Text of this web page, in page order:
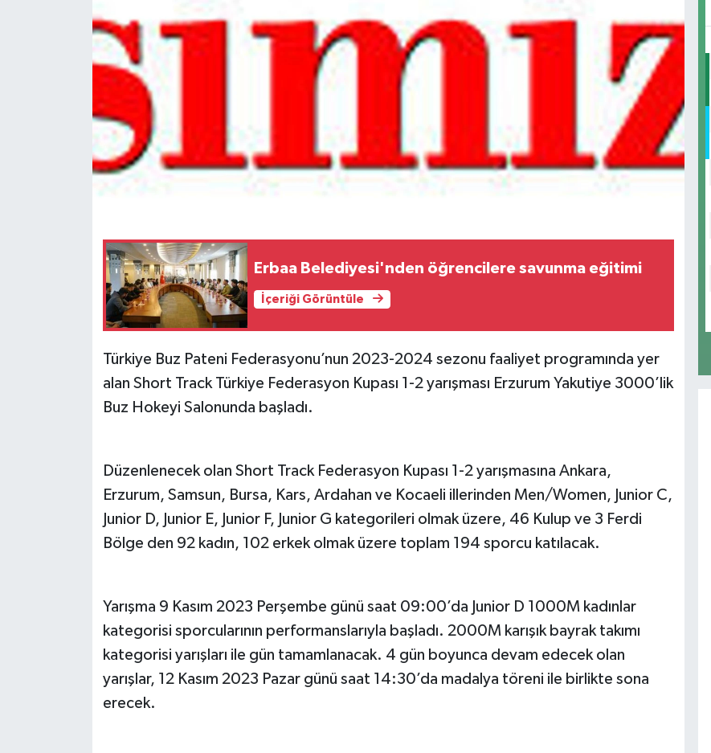
Erbaa Belediyesi'nden öğrencilere savunma eğitimi
İçeriği Görüntüle
Türkiye Buz Pateni Federasyonu’nun 2023-2024 sezonu faaliyet programında yer
alan Short Track Türkiye Federasyon Kupası 1-2 yarışması Erzurum Yakutiye 3000’lik
Buz Hokeyi Salonunda başladı.
Düzenlenecek olan Short Track Federasyon Kupası 1-2 yarışmasına Ankara,
Erzurum, Samsun, Bursa, Kars, Ardahan ve Kocaeli illerinden Men/Women, Junior C,
Junior D, Junior E, Junior F, Junior G kategorileri olmak üzere, 46 Kulup ve 3 Ferdi
Bölge den 92 kadın, 102 erkek olmak üzere toplam 194 sporcu katılacak.
Yarışma 9 Kasım 2023 Perşembe günü saat 09:00’da Junior D 1000M kadınlar
kategorisi sporcularının performanslarıyla başladı. 2000M karışık bayrak takımı
kategorisi yarışları ile gün tamamlanacak. 4 gün boyunca devam edecek olan
yarışlar, 12 Kasım 2023 Pazar günü saat 14:30’da madalya töreni ile birlikte sona
erecek.
Teknoloji
Tokat Haberleri